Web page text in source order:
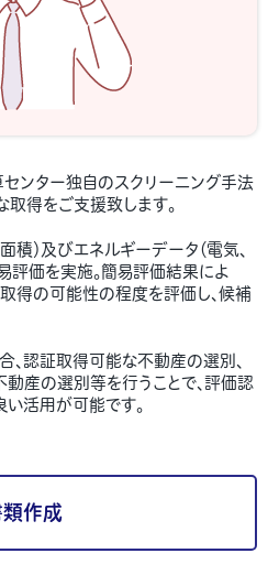
ンター独自のスクリーニング手法
取得をご支援致します。
積）及びエネルギーデータ（電気、
評価を実施。簡易評価結果によ
得の可能性の程度を評価し、候補
、認証取得可能な不動産の選別、
産の選別等を行うことで、評価認
活用が可能です。
類作成